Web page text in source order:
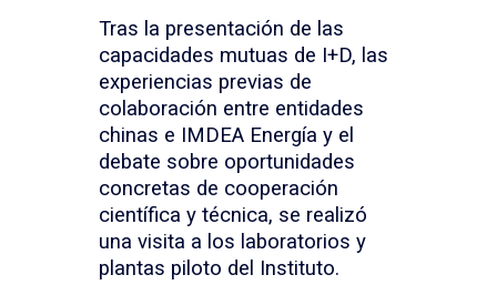
Tras la presentación de las
capacidades mutuas de I+D, las
experiencias previas de
colaboración entre entidades
chinas e IMDEA Energía y el
debate sobre oportunidades
concretas de cooperación
científica y técnica, se realizó
una visita a los laboratorios y
plantas piloto del Instituto.